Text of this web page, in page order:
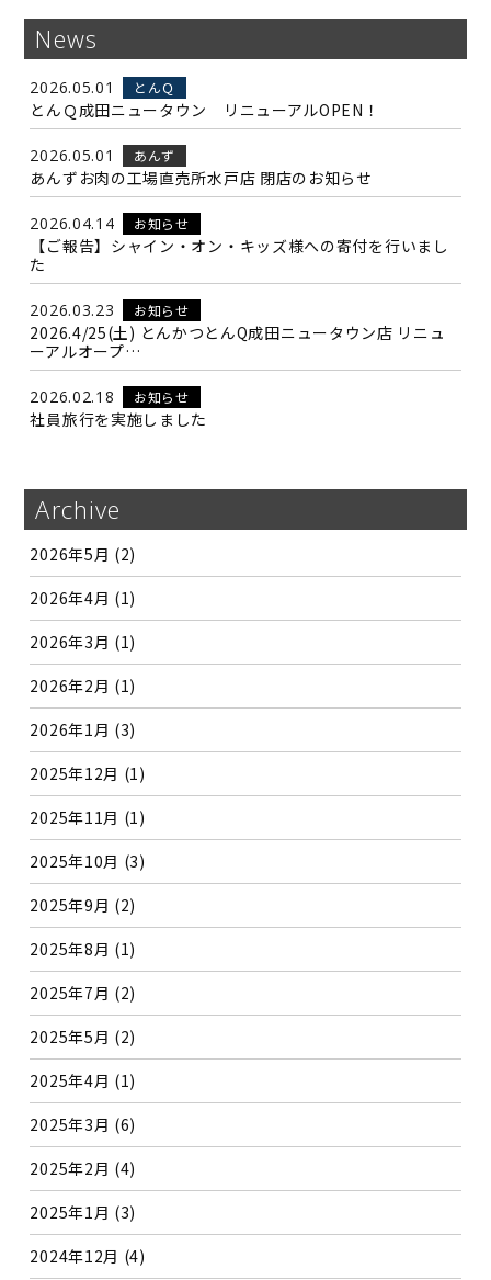
News
2026.05.01 とんＱ
とんＱ成田ニュータウン リニューアルOPEN！
2026.05.01 あんず
あんずお肉の工場直売所水戸店 閉店のお知らせ
2026.04.14 お知らせ
【ご報告】シャイン・オン・キッズ様への寄付を行いまし
た
2026.03.23 お知らせ
2026.4/25(土) とんかつとんQ成田ニュータウン店 リニュ
ーアルオープ…
2026.02.18 お知らせ
社員旅行を実施しました
Archive
2026年5月 (2)
2026年4月 (1)
2026年3月 (1)
2026年2月 (1)
2026年1月 (3)
2025年12月 (1)
2025年11月 (1)
2025年10月 (3)
2025年9月 (2)
2025年8月 (1)
2025年7月 (2)
2025年5月 (2)
2025年4月 (1)
2025年3月 (6)
2025年2月 (4)
2025年1月 (3)
2024年12月 (4)